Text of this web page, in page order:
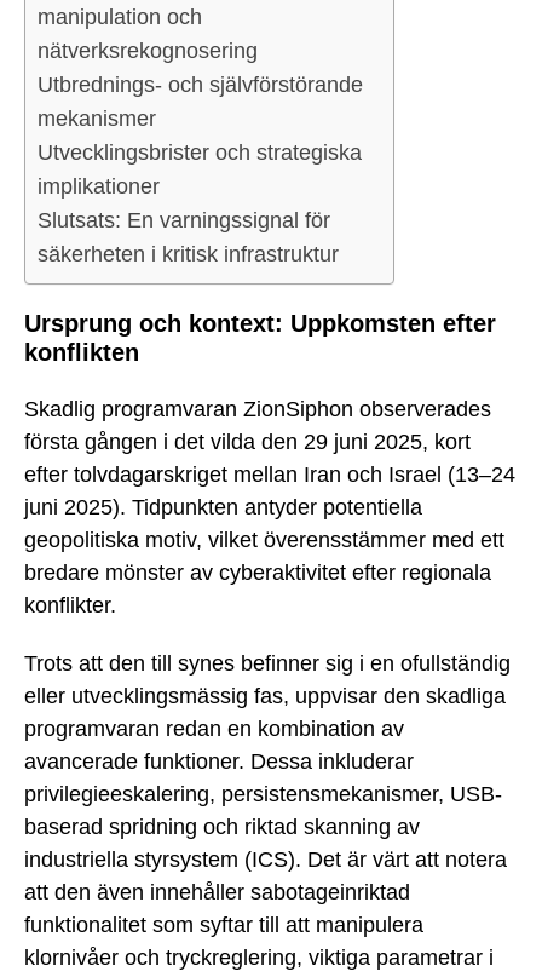
manipulation och
nätverksrekognosering
Utbrednings- och självförstörande
mekanismer
Utvecklingsbrister och strategiska
implikationer
Slutsats: En varningssignal för
säkerheten i kritisk infrastruktur
Ursprung och kontext: Uppkomsten efter
konflikten
Skadlig programvaran ZionSiphon observerades
första gången i det vilda den 29 juni 2025, kort
efter tolvdagarskriget mellan Iran och Israel (13–24
juni 2025). Tidpunkten antyder potentiella
geopolitiska motiv, vilket överensstämmer med ett
bredare mönster av cyberaktivitet efter regionala
konflikter.
Trots att den till synes befinner sig i en ofullständig
eller utvecklingsmässig fas, uppvisar den skadliga
programvaran redan en kombination av
avancerade funktioner. Dessa inkluderar
privilegieeskalering, persistensmekanismer, USB-
baserad spridning och riktad skanning av
industriella styrsystem (ICS). Det är värt att notera
att den även innehåller sabotageinriktad
funktionalitet som syftar till att manipulera
klornivåer och tryckreglering, viktiga parametrar i